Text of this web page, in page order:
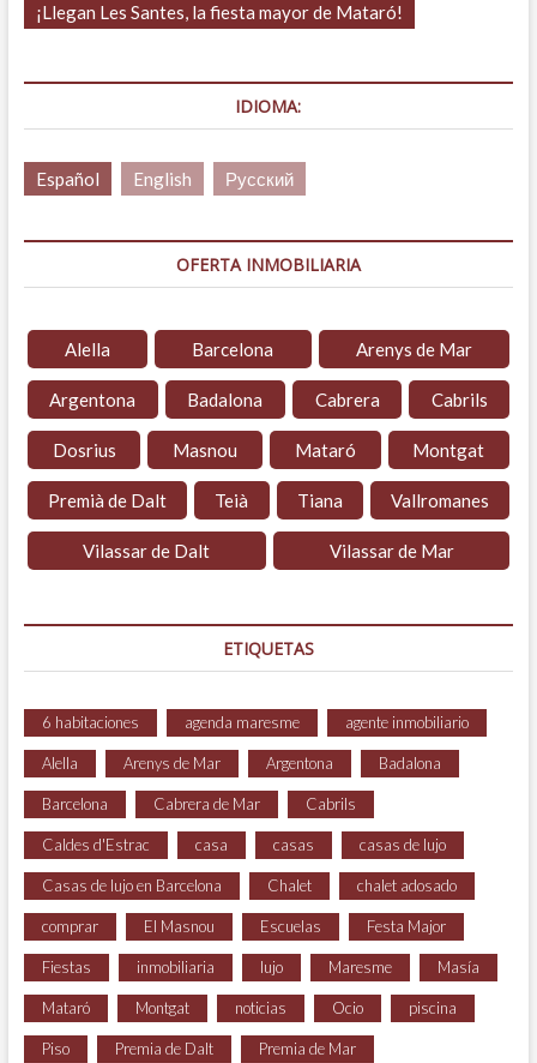
¡Llegan Les Santes, la fiesta mayor de Mataró!
IDIOMA:
Español English Русский
OFERTA INMOBILIARIA
Alella Barcelona Arenys de Mar
Argentona Badalona Cabrera Cabrils
Dosrius Masnou Mataró Montgat
Premià de Dalt Teià Tiana Vallromanes
Vilassar de Dalt Vilassar de Mar
ETIQUETAS
6 habitaciones agenda maresme agente inmobiliario
Alella Arenys de Mar Argentona Badalona
Barcelona Cabrera de Mar Cabrils
Caldes d'Estrac casa casas casas de lujo
Casas de lujo en Barcelona Chalet chalet adosado
comprar El Masnou Escuelas Festa Major
Fiestas inmobiliaria lujo Maresme Masía
Mataró Montgat noticias Ocio piscina
Piso Premia de Dalt Premia de Mar